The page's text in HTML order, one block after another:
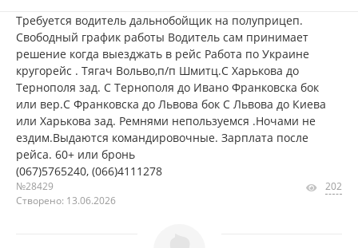
Требуется водитель дальнобойщик на полуприцеп.
Свободный график работы Водитель сам принимает
решение когда выезджать в рейс Работа по Украине
кругорейс . Тягач Вольво,п/п Шмитц.С Харькова до
Тернополя зад. С Тернополя до Ивано Франковска бок
или вер.С Франковска до Львова бок С Львова до Киева
или Харькова зад. Ремнями непользуемся .Ночами не
ездим.Выдаются командировочные. Зарплата после
рейса. 60+ или бронь
(067)5765240, (066)4111278
№28429
Створено: 13.06.2026
202